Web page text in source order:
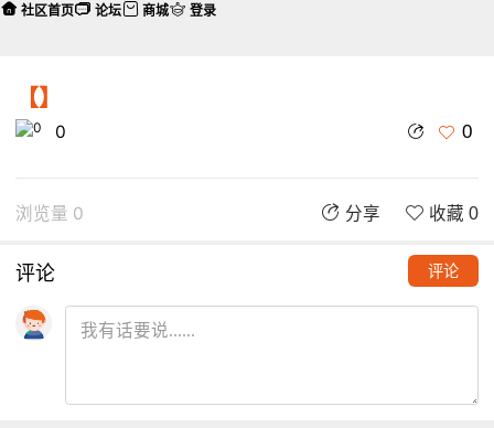
【】
0 0
浏览量 0 分享 收藏 0
评论 评论
社区首页 论坛 商城 登录